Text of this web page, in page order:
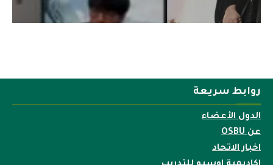
روابط سريعة
الدول الأعضاء
عن OSBU
اخبار الاتحاد